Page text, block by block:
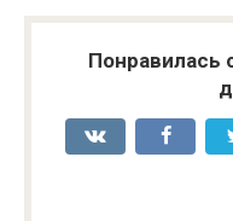
Понравилась